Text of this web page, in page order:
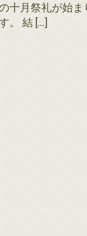
十月祭礼が始
。 結 […]